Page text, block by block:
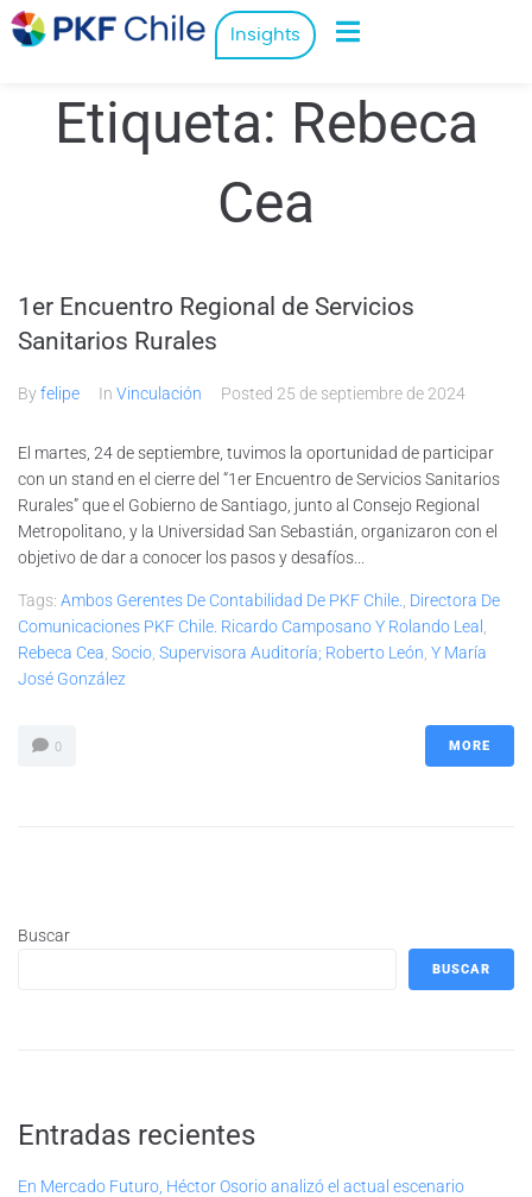
Insights
Etiqueta: Rebeca
Cea
1er Encuentro Regional de Servicios
Sanitarios Rurales
Byfelipe In Vinculación Posted 25 de septiembre de 2024
El martes, 24 de septiembre, tuvimos la oportunidad de participar
con un stand en el cierre del “1er Encuentro de Servicios Sanitarios
Rurales” que el Gobierno de Santiago, junto al Consejo Regional
Metropolitano, y la Universidad San Sebastián, organizaron con el
objetivo de dar a conocer los pasos y desafíos...
Tags: Ambos Gerentes De Contabilidad De PKF Chile.
Directora De
Comunicaciones PKF Chile. Ricardo Camposano Y Rolando Leal
Rebeca Cea Socio Supervisora Auditoría; Roberto León Y María
José González
0 MORE
Buscar
BUSCAR
Entradas recientes
En Mercado Futuro, Héctor Osorio analizó el actual escenario